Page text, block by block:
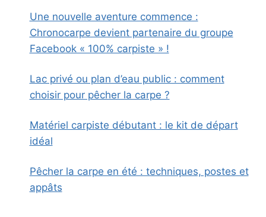
Une nouvelle aventure commence :
Chronocarpe devient partenaire du groupe
Facebook « 100% carpiste » !
Lac privé ou plan d’eau public : comment
choisir pour pêcher la carpe ?
Matériel carpiste débutant : le kit de départ
idéal
Pêcher la carpe en été : techniques, postes et
appâts